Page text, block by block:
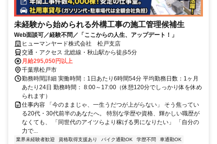
未経験から始められる外構工事の施工管理候補生
Web面談可／経験不問／「ここからの人生、アップデート！」
ヒューマンヤード株式会社 松戸支店
交通・アクセス 北総線・秋山駅から徒歩5分
月給295,050円以上
千葉県松戸市
勤務時間詳細 実働時間：1日あたり6時間54分 平均勤務日数：1ヶ月
あたり24日 勤務時間： 8:00～17:00（休憩120分でしっかり体を休め
られます）
仕事内容 「今のままじゃ、一生うだつが上がらない」 そう焦ってい
る20代・30代前半のあなたへ。 特別な学歴や資格、輝かしい職歴が
なくても、 「同世代のアイツらより稼げる男になりたい」 「自分の
力で...
業界未経験者歓迎 資格取得支援あり バイク通勤OK 学歴不問
車通勤OK